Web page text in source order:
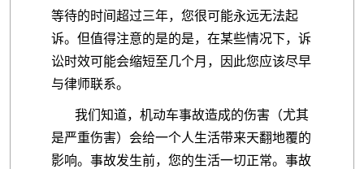
等待的时间超过三年，您很可能永远无法起
诉。但值得注意的是的是，在某些情况下，诉
讼时效可能会缩短至几个月，因此您应该尽早
与律师联系。
我们知道，机动车事故造成的伤害（尤其
是严重伤害）会给一个人生活带来天翻地覆的
影响。事故发生前，您的生活一切正常。事故